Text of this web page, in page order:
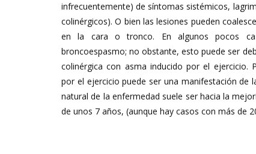
infrecuentemente) de síntomas sistémicos,
colinérgicos). O bien las lesiones pueden
en la cara o tronco. En algunos pocos
broncoespasmo; no obstante, esto puede ser
colinérgica con asma inducido por el ejercicio.
por el ejercicio puede ser una manifestación de
natural de la enfermedad suele ser hacia la
de unos 7 años, (aunque hay casos con más de